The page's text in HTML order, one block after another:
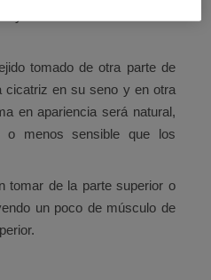
tomado de otra parte de
cicatriz en su seno y en otra
en apariencia será natural,
o menos sensible que los
tomar de la parte superior o
un poco de músculo de